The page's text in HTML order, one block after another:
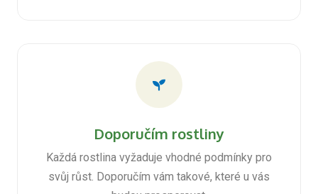
Doporučím rostliny
Každá rostlina vyžaduje vhodné podmínky pro
svůj růst. Doporučím vám takové, které u vás